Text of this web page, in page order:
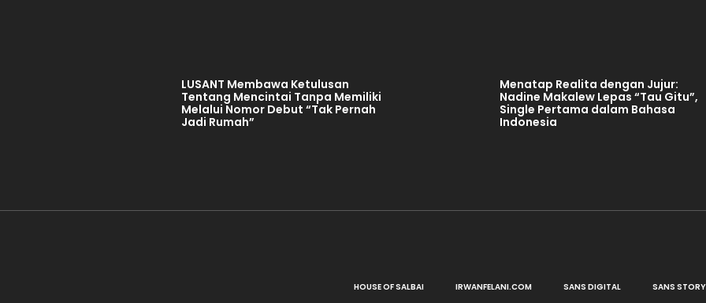
LUSANT Membawa Ketulusan
Tentang Mencintai Tanpa Memiliki
Melalui Nomor Debut “Tak Pernah
Jadi Rumah”
Menatap Realita dengan Jujur:
Nadine Makalew Lepas “Tau Gitu”,
Single Pertama dalam Bahasa
Indonesia
HOUSE OF SALBAI IRWANFELANI.COM SANS DIGITAL
SANS STORY